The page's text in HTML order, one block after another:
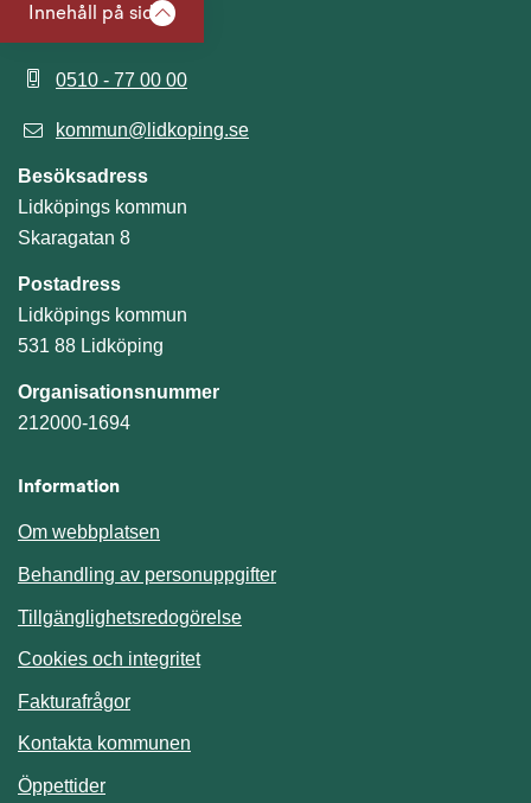
Innehåll på sidan
0510 - 77 00 00
kommun@lidkoping.se
Besöksadress
Lidköpings kommun
Skaragatan 8
Postadress
Lidköpings kommun
531 88 Lidköping
Organisationsnummer
212000-1694
Information
Om webbplatsen
Behandling av personuppgifter
Tillgänglighetsredogörelse
Cookies och integritet
Fakturafrågor
Kontakta kommunen
Öppettider